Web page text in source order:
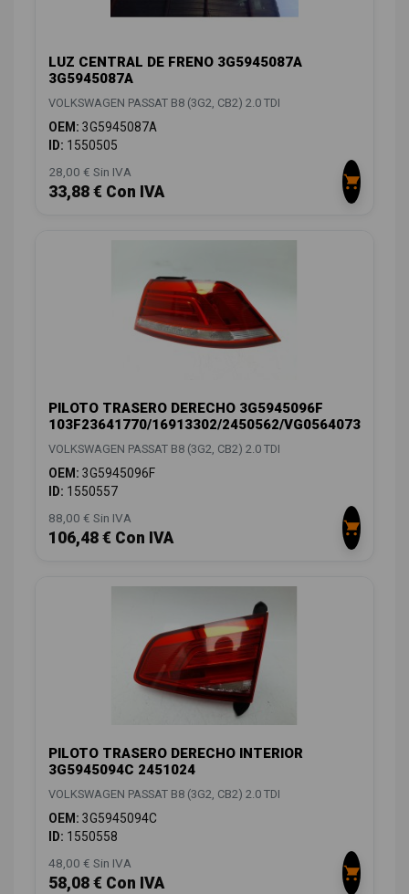
LUZ CENTRAL DE FRENO 3G5945087A
3G5945087A
VOLKSWAGEN PASSAT B8 (3G2, CB2) 2.0 TDI
OEM: 3G5945087A
ID: 1550505
28,00 € Sin IVA
33,88 € Con IVA
PILOTO TRASERO DERECHO 3G5945096F
103F23641770/16913302/2450562/VG0564073
VOLKSWAGEN PASSAT B8 (3G2, CB2) 2.0 TDI
OEM: 3G5945096F
ID: 1550557
88,00 € Sin IVA
106,48 € Con IVA
PILOTO TRASERO DERECHO INTERIOR
3G5945094C 2451024
VOLKSWAGEN PASSAT B8 (3G2, CB2) 2.0 TDI
OEM: 3G5945094C
ID: 1550558
48,00 € Sin IVA
58,08 € Con IVA